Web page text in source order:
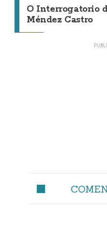
O Interrogatorio
Méndez Castro